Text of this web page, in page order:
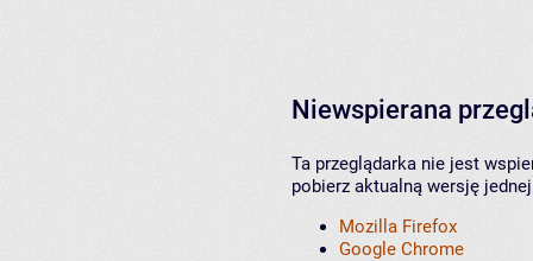
Niewspierana
Ta przeglądarka nie jest
pobierz aktualną wersję
Mozilla Firefox
Google Chrome